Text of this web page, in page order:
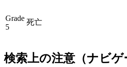
Grade
5
死亡
検索上の注意（ナビ